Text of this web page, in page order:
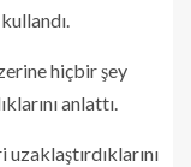
hiçbir şey
anlattı.